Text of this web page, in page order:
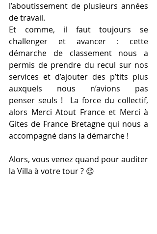
l’aboutissement de plusieurs années
de travail.
Et comme, il faut toujours se
challenger et avancer : cette
démarche de classement nous a
permis de prendre du recul sur nos
services et d’ajouter des p’tits plus
auxquels nous n’avions pas
penser seuls !  La force du collectif,
alors Merci Atout France et Merci à
Gites de France Bretagne qui nous a
accompagné dans la démarche !
Alors, vous venez quand pour auditer
la Villa à votre tour ? 😉